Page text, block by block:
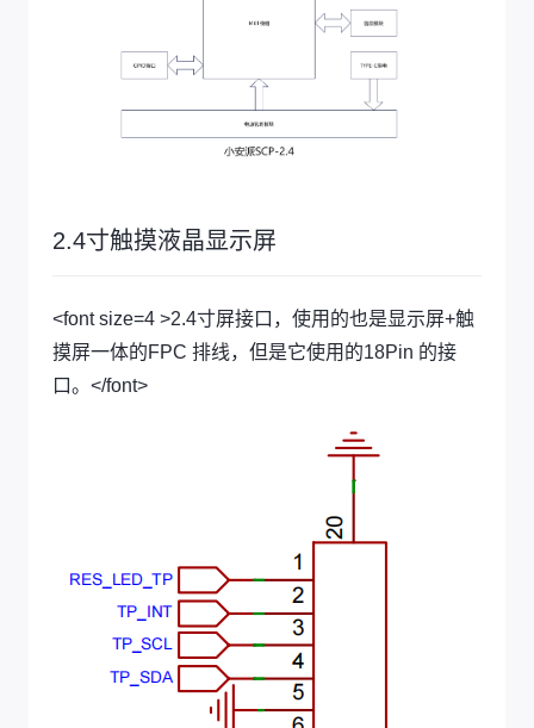
2.4寸触摸液晶显示屏
<font size=4 >2.4寸屏接口，使用的也是显示屏+触
摸屏一体的FPC 排线，但是它使用的18Pin 的接
口。</font>